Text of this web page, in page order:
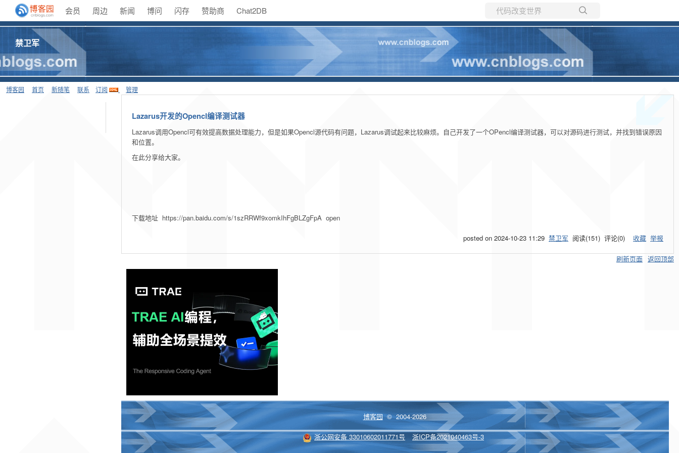
会员 周边 新闻 博问 闪存 赞助商 Chat2DB
所有博客
当前博客
禁卫军
博客园 首页 新随笔 联系 订阅 管理
Lazarus开发的Opencl编译测试器
Lazarus调用Opencl可有效提高数据处理能力，但是如果Opencl源代码有问题，Lazarus调试起来比较麻烦。自己开发了一个OPencl编译测试器，可以对源码进行测试，并找到错误原因
和位置。
在此分享给大家。
下载地址 https://pan.baidu.com/s/1szRRWf9xomkIhFgBLZgFpA open
posted on 2024-10-23 11:29 禁卫军 阅读(151) 评论(0) 收藏 举报
刷新页面 返回顶部
博客园© 2004-2026
浙公网安备 33010602011771号 浙ICP备2021040463号-3